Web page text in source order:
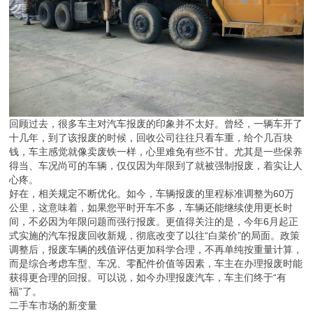
回顾过去，很多车主对汽车报废的印象并不太好。曾经，一辆车开了
十几年，到了该报废的时候，回收公司往往只看车重，给个几百块
钱，车主感觉就像卖废铁一样，心里难免有些不甘。尤其是一些保养
得当、车况尚可的车辆，仅仅因为年限到了就被强制报废，着实让人
心疼。
好在，相关规定不断优化。如今，车辆报废的里程标准调整为60万
公里，这意味着，如果您平时开车不多，车辆还能继续使用更长时
间，不必因为年限问题而强行报废。更值得关注的是，今年6月起正
式实施的汽车报废回收新规，彻底改变了以往“白菜价”的局面。政策
调整后，报废车辆的残值评估更加科学合理，不再单纯按重量计算，
而是综合考虑车型、车况、零配件价值等因素，车主在办理报废时能
获得更合理的回报。可以说，如今办理报废汽车，车主们终于“有
福”了。
二手车市场的新变量